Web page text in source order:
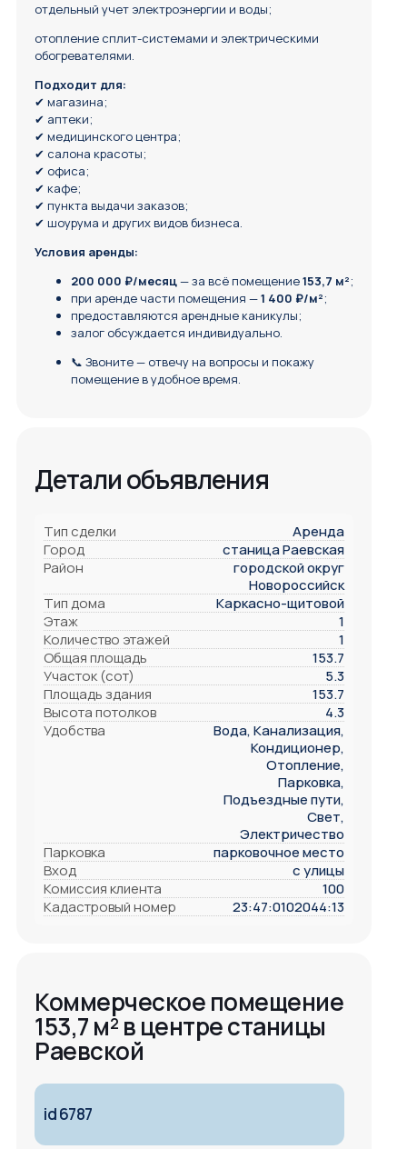
отдельный учет электроэнергии и воды;
отопление сплит-системами и электрическими
обогревателями.
Подходит для:
✔ магазина;
✔ аптеки;
✔ медицинского центра;
✔ салона красоты;
✔ офиса;
✔ кафе;
✔ пункта выдачи заказов;
✔ шоурума и других видов бизнеса.
Условия аренды:
200 000 ₽/месяц— за всё помещение153,7 м²;
при аренде части помещения —1 400 ₽/м²;
предоставляются арендные каникулы;
залог обсуждается индивидуально.
📞 Звоните — отвечу на вопросы и покажу
помещение в удобное время.
Детали объявления
Тип сделки
Аренда
Город
станица Раевская
Район
городской округ
Новороссийск
Тип дома
Каркасно-щитовой
Этаж
1
Количество этажей
1
Общая площадь
153.7
Участок (сот)
5.3
Площадь здания
153.7
Высота потолков
4.3
Удобства
Вода, Канализация,
Кондиционер,
Отопление,
Парковка,
Подъездные пути,
Свет,
Электричество
Парковка
парковочное место
Вход
с улицы
Комиссия клиента
100
Кадастровый номер
23:47:0102044:13
Коммерческое помещение
153,7 м² в центре станицы
Раевской
id 6787